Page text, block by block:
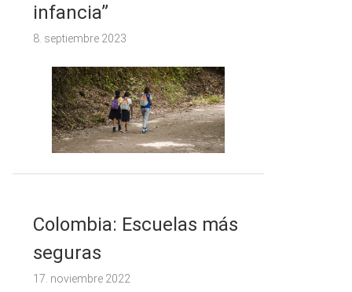
infancia”
8. septiembre 2023
Colombia: Escuelas más
seguras
17. noviembre 2022